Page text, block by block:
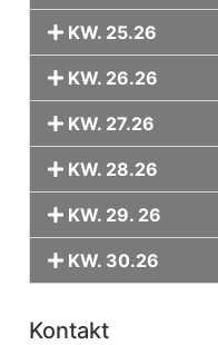
KW. 25.26
KW. 26.26
KW. 27.26
KW. 28.26
KW. 29. 26
KW. 30.26
Kontakt